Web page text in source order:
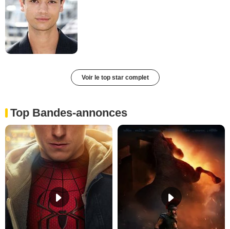
Voir le top star complet
Top Bandes-annonces